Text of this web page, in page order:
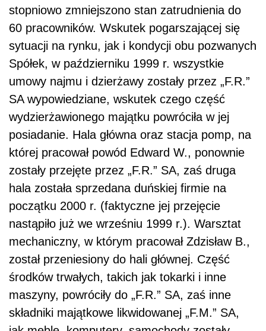
stopniowo zmniejszono stan zatrudnienia do
60 pracowników. Wskutek pogarszającej się
sytuacji na rynku, jak i kondycji obu pozwanych
Spółek, w październiku 1999 r. wszystkie
umowy najmu i dzierżawy zostały przez „F.R.”
SA wypowiedziane, wskutek czego część
wydzierżawionego majątku powróciła w jej
posiadanie. Hala główna oraz stacja pomp, na
której pracował powód Edward W., ponownie
zostały przejęte przez „F.R.” SA, zaś druga
hala została sprzedana duńskiej firmie na
początku 2000 r. (faktyczne jej przejęcie
nastąpiło już we wrześniu 1999 r.). Warsztat
mechaniczny, w którym pracował Zdzisław B.,
został przeniesiony do hali głównej. Część
środków trwałych, takich jak tokarki i inne
maszyny, powróciły do „F.R.” SA, zaś inne
składniki majątkowe likwidowanej „F.M.” SA,